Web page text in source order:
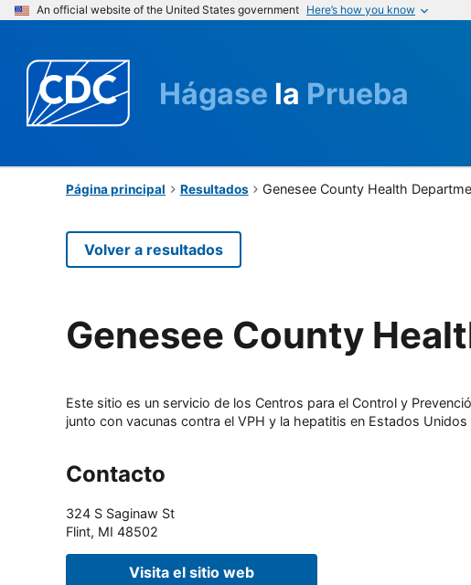
An official website of the United States government Here’s how you know
Hágase la Prueba
Página principal Resultados Genesee County Health
Volver a resultados
Genesee County
Este sitio es un servicio de los Centros para el Control y
junto con vacunas contra el VPH y la hepatitis en Estados
Contacto
324 S Saginaw St
Flint, MI 48502
Visita el sitio web